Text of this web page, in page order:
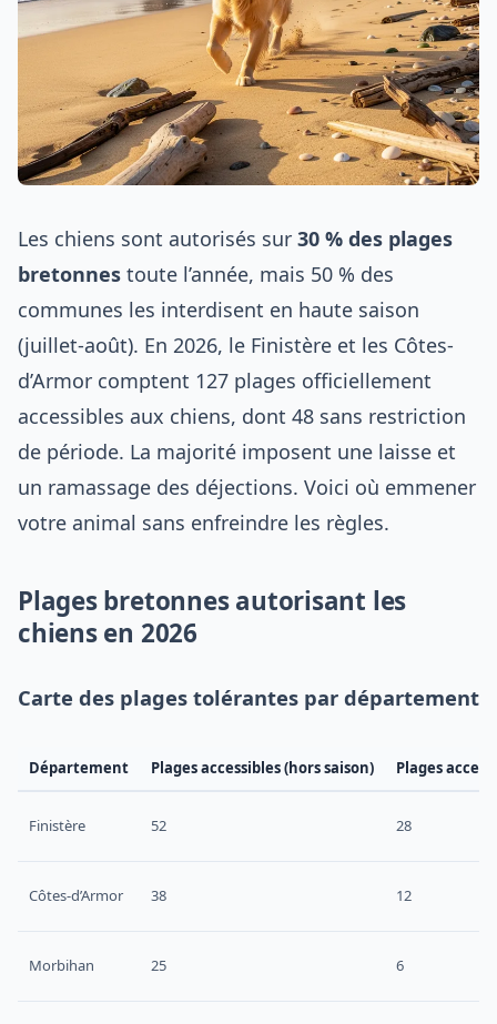
Les chiens sont autorisés sur 30 % des plages
bretonnes toute l’année, mais 50 % des
communes les interdisent en haute saison
(juillet-août). En 2026, le Finistère et les Côtes-
d’Armor comptent 127 plages officiellement
accessibles aux chiens, dont 48 sans restriction
de période. La majorité imposent une laisse et
un ramassage des déjections. Voici où emmener
votre animal sans enfreindre les règles.
Plages bretonnes autorisant les
chiens en 2026
Carte des plages tolérantes par département
Département Plages accessibles (hors saison) Plages
Finistère 52 28
Côtes-d’Armor 38 12
Morbihan 25 6